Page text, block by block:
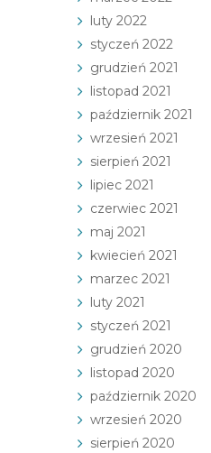
luty 2022
styczeń 2022
grudzień 2021
listopad 2021
październik 2021
wrzesień 2021
sierpień 2021
lipiec 2021
czerwiec 2021
maj 2021
kwiecień 2021
marzec 2021
luty 2021
styczeń 2021
grudzień 2020
listopad 2020
październik 2020
wrzesień 2020
sierpień 2020